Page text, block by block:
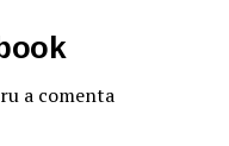
a comenta